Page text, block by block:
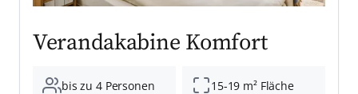
Verandakabine Komfort
bis zu 4 Personen 15-19 m² Fläche